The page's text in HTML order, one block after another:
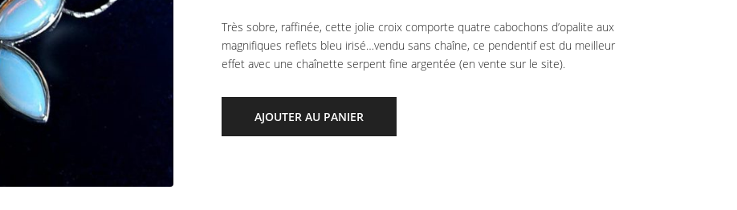
Très sobre, raffinée, cette jolie croix comporte quatre cabochons d’opalite aux
magnifiques reflets bleu irisé…vendu sans chaîne, ce pendentif est du meilleur
effet avec une chaînette serpent fine argentée (en vente sur le site).
AJOUTER AU PANIER